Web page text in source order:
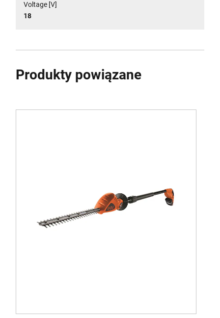
Voltage [V]
18
Produkty powiązane